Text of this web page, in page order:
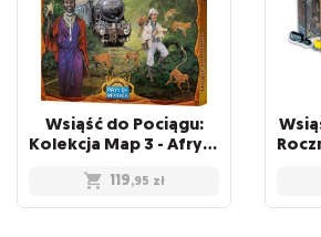
Wsiąść do Pociągu:
Kolekcja Map 3 - Afryka
119,95 zł